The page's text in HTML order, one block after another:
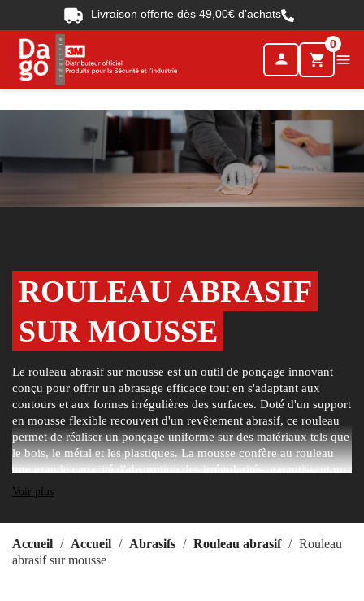
Livraison offerte dès 49,00€ d’achats
person shopping_cart
0

ROULEAU ABRASIF
SUR MOUSSE
Le rouleau abrasif sur mousse est un outil de ponçage innovant
conçu pour offrir un abrasage efficace tout en s'adaptant aux
contours et aux formes irrégulières des surfaces. Doté d'un support
en mousse flexible recouvert d'un revêtement abrasif, ce rouleau
permet de réaliser un ponçage uniforme sur des matériaux tels que
le bois, le métal et les plastiques. La mousse confère au rouleau
une grande capacité d'absorption des irrégularités, garantissant un
contact régulier avec la surface et réduisant le risque de marques
ou de surchauffe. Idéal pour les travaux de finition, le polissage et
courbes et aux détails complexes.
Voir plus
Accueil Accueil Abrasifs Rouleau abrasif
Rouleau
abrasif sur mousse